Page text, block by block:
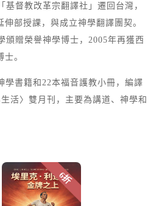
基督教改革宗翻譯社」遷回台灣，
伸部授課，與成立神學翻譯團契。
頒贈榮譽神學博士，2005年再獲西
士。
學書籍和22本福音護教小冊，編譯
活〉雙月刊，主要為講道、神學和